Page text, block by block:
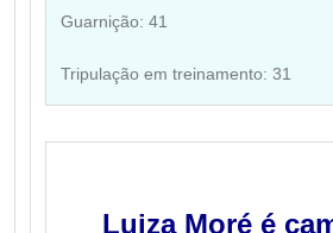
Guarnição: 41
Tripulação em treinamento: 31
Luiza Moré é